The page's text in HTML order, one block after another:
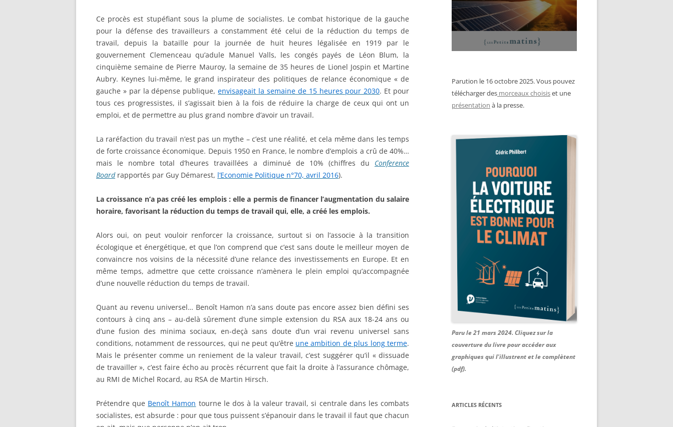
Ce procès est stupéfiant sous la plume de socialistes. Le combat historique de la gauche
pour la défense des travailleurs a constamment été celui de la réduction du temps de
travail, depuis la bataille pour la journée de huit heures légalisée en 1919 par le
gouvernement Clemenceau qu’adule Manuel Valls, les congés payés de Léon Blum, la
cinquième semaine de Pierre Mauroy, la semaine de 35 heures de Lionel Jospin et Martine
Aubry. Keynes lui-même, le grand inspirateur des politiques de relance économique « de
gauche » par la dépense publique,envisageait la semaine de 15 heures pour 2030. Et pour
tous ces progressistes, il s’agissait bien à la fois de réduire la charge de ceux qui ont un
emploi, et de permettre au plus grand nombre d’avoir un travail.
La raréfaction du travail n’est pas un mythe – c’est une réalité, et cela même dans les temps
de forte croissance économique. Depuis 1950 en France, le nombre d’emplois a crû de 40%…
mais le nombre total d’heures travaillées a diminué de 10% (chiffres du Conference
Boardrapportés par Guy Démarest, l’Economie Politique n°70, avril 2016).
La croissance n’a pas créé les emplois : elle a permis de financer l’augmentation du salaire
horaire, favorisant la réduction du temps de travail qui, elle, a créé les emplois.
Alors oui, on peut vouloir renforcer la croissance, surtout si on l’associe à la transition
écologique et énergétique, et que l’on comprend que c’est sans doute le meilleur moyen de
convaincre nos voisins de la nécessité d’une relance des investissements en Europe. Et en
même temps, admettre que cette croissance n’amènera le plein emploi qu’accompagnée
d’une nouvelle réduction du temps de travail.
Quant au revenu universel… Benoît Hamon n’a sans doute pas encore assez bien défini ses
contours à cinq ans – au-delà sûrement d’une simple extension du RSA aux 18-24 ans ou
d’une fusion des minima sociaux, en-deçà sans doute d’un vrai revenu universel sans
conditions, notamment de ressources, qui ne peut qu’être une ambition de plus long terme.
Mais le présenter comme un reniement de la valeur travail, c’est suggérer qu’il « dissuade
de travailler », c’est faire écho au procès récurrent que fait la droite à l’assurance chômage,
au RMI de Michel Rocard, au RSA de Martin Hirsch.
Prétendre que Benoît Hamon tourne le dos à la valeur travail, si centrale dans les combats
socialistes, est absurde : pour que tous puissent s’épanouir dans le travail il faut que chacun
Parution le 16 octobre 2025. Vous pouvez
télécharger des morceaux choisiset une
présentation à la presse.
Paru le 21 mars 2024. Cliquez sur la
couverture du livre pour accéder aux
graphiques qui l'illustrent et le complètent
(pdf).
ARTICLES RÉCENTS